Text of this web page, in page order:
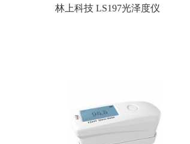
林上科技 LS197光泽度仪